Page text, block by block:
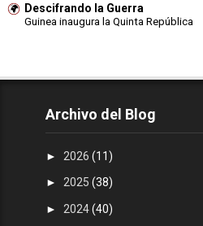
Descifrando la Guerra
Guinea inaugura la Quinta República
Archivo del Blog
► 2026(11)
►2025(38)
► 2024(40)